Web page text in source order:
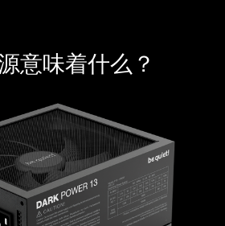
意味着什么？